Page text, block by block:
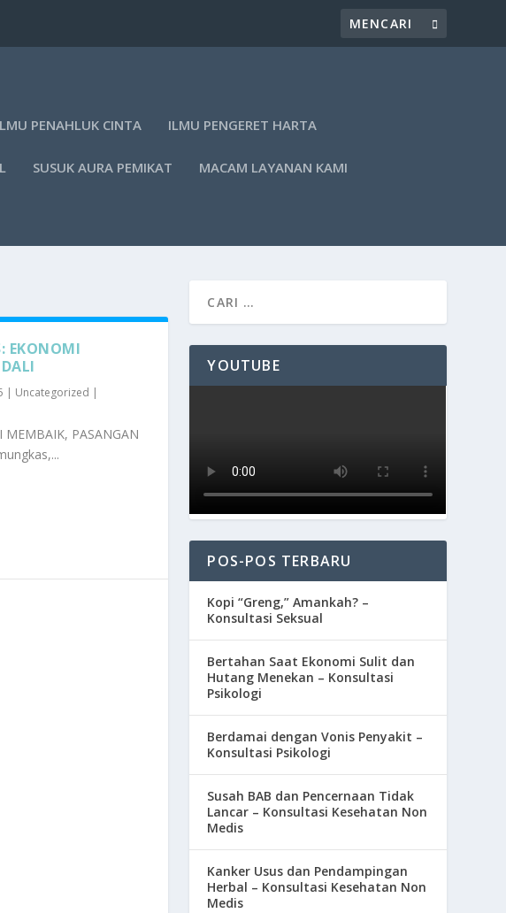
PENAHLUK CINTA ILMU PENGERET HARTA
SUSUK AURA PEMIKAT MACAM LAYANAN KAMI
EKONOMI
| Uncategorized |
PASANGAN
YOUTUBE
POS-POS TERBARU
Kopi “Greng,” Amankah? –
Konsultasi Seksual
Bertahan Saat Ekonomi Sulit dan
Hutang Menekan – Konsultasi
Psikologi
Berdamai dengan Vonis Penyakit –
Konsultasi Psikologi
Susah BAB dan Pencernaan Tidak
Lancar – Konsultasi Kesehatan Non
Medis
Kanker Usus dan Pendampingan
Herbal – Konsultasi Kesehatan Non
Medis